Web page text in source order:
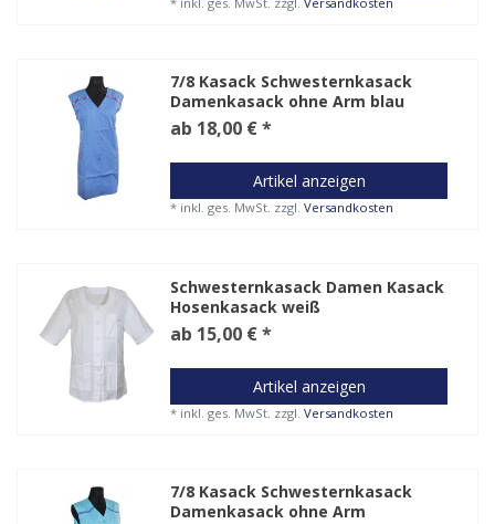
7/8 Kasack Schwesternkasack
Damenkasack ohne Arm blau
ab 18,00 € *
Artikel anzeigen
* inkl. ges. MwSt. zzgl.Versandkosten
Schwesternkasack Damen Kasack
Hosenkasack weiß
ab 15,00 € *
Artikel anzeigen
* inkl. ges. MwSt. zzgl.Versandkosten
7/8 Kasack Schwesternkasack
Damenkasack ohne Arm